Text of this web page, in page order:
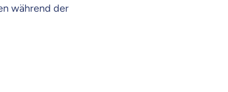
während der